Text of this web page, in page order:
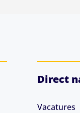
Direct
Vacatures